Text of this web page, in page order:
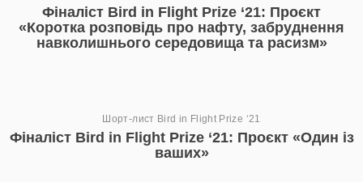
Фіналіст Bird in Flight Prize ‘21: Проєкт
«Коротка розповідь про нафту, забруднення
навколишнього середовища та расизм»
Шорт-лист Bird in Flight Prize ‘21
Фіналіст Bird in Flight Prize ‘21: Проєкт «Один із
ваших»